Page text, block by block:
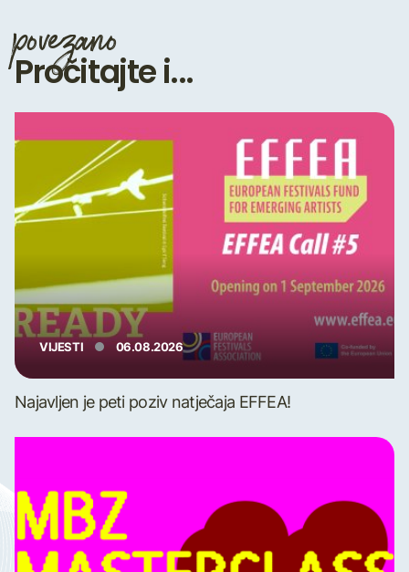
povezano
Pročitajte i...
VIJESTI 06.08.2026
Najavljen je peti poziv natječaja EFFEA!